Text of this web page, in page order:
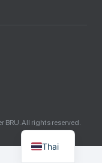
All rights reserved.
Thai